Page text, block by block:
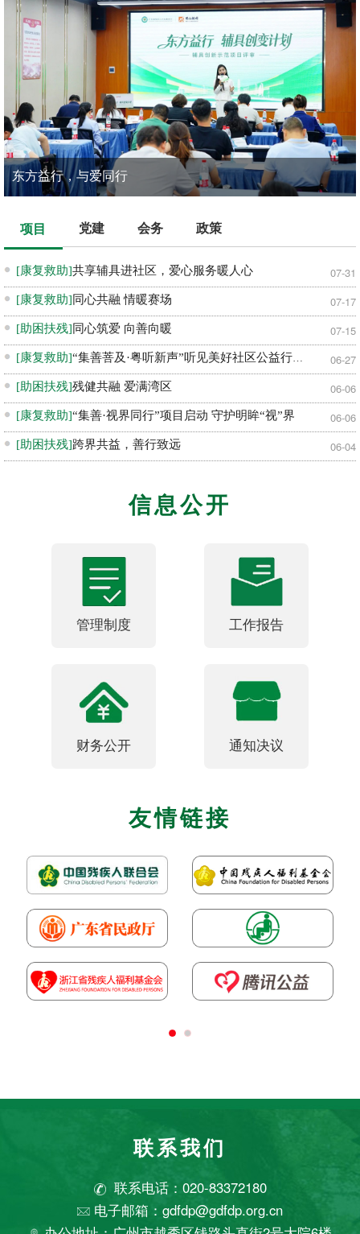
东方益行，与爱同行
项目 党建 会务 政策
07-31
[康复救助]共享辅具进社区，爱心服务暖人心
07-17
[康复救助]同心共融 情暖赛场
07-15
[助困扶残]同心筑爱 向善向暖
06-27
[康复救助]“集善菩及·粤听新声”听见美好社区公益行动主会场活动温暖启幕
06-06
[助困扶残]残健共融 爱满湾区
06-06
[康复救助]“集善·视界同行”项目启动 守护明眸“视”界
06-04
[助困扶残]跨界共益，善行致远
信息公开
管理制度 工作报告
财务公开 通知决议
友情链接
联系我们
联系电话：020-83372180
电子邮箱：gdfdp@gdfdp.org.cn